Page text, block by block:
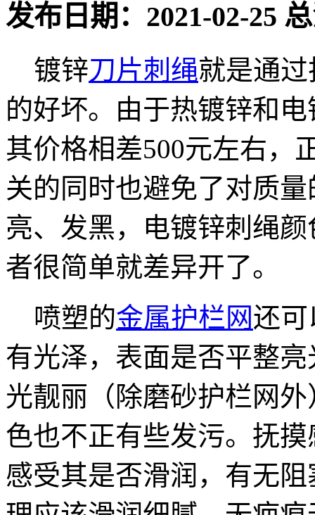
发布日期：2021-02-25
镀锌刀片刺绳就是通
的好坏。由于热镀锌和
其价格相差500元左右，
关的同时也避免了对质
亮、发黑，电镀锌刺绳
者很简单就差异开了。
喷塑的金属护栏网还
有光泽，表面是否平整
光靓丽（除磨砂护栏网
色也不正有些发污。抚
感受其是否滑润，有无